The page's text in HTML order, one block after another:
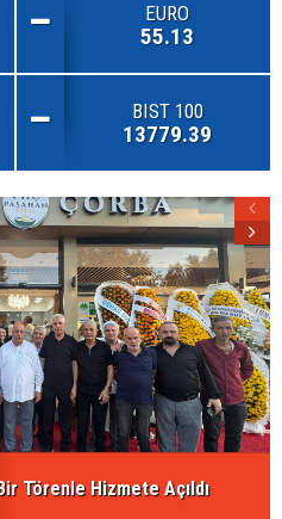
EURO
55.13
BIST 100
13779.39
Törenle Hizmete Açıldı